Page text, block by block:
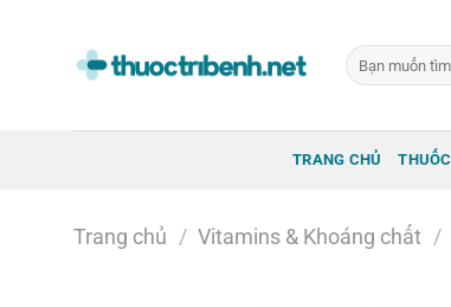
Tìm
kiếm:
TRANG CHỦ THUỐC
Trang chủ / Vitamins & Khoáng chất /